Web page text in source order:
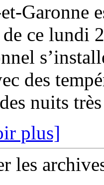
Garonne
ce lundi
des
nuits
plus]
les